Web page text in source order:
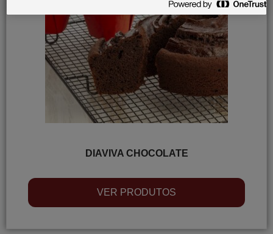
DIAVIVA CHOCOLATE
VER PRODUTOS